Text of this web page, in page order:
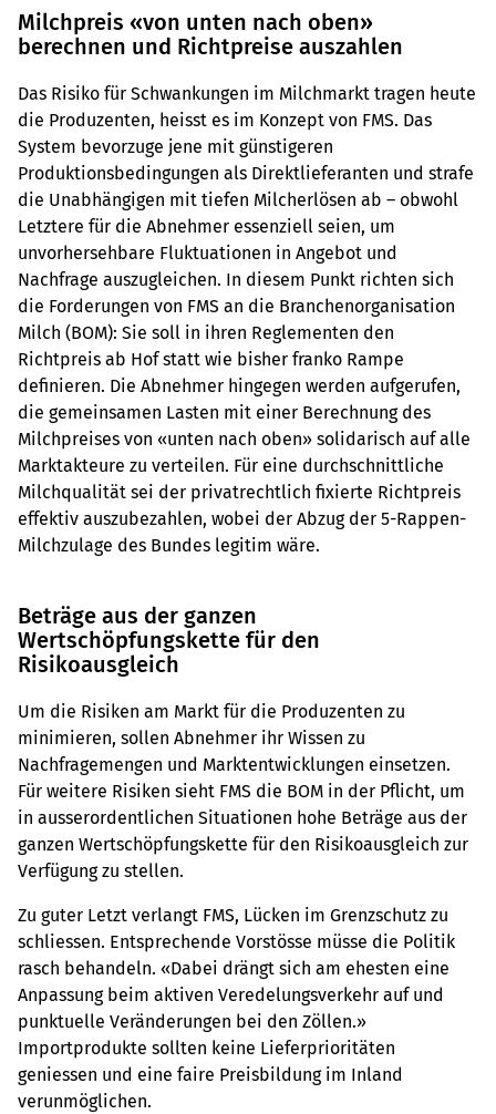
sich skeptisch.
Milchpreis «von unten nach oben»
berechnen und Richtpreise auszahlen
Das Risiko für Schwankungen im Milchmarkt tragen heute
die Produzenten, heisst es im Konzept von FMS. Das
System bevorzuge jene mit günstigeren
Produktionsbedingungen als Direktlieferanten und strafe
die Unabhängigen mit tiefen Milcherlösen ab – obwohl
Letztere für die Abnehmer essenziell seien, um
unvorhersehbare Fluktuationen in Angebot und
Nachfrage auszugleichen. In diesem Punkt richten sich
die Forderungen von FMS an die Branchenorganisation
Milch (BOM): Sie soll in ihren Reglementen den
Richtpreis ab Hof statt wie bisher franko Rampe
definieren. Die Abnehmer hingegen werden aufgerufen,
die gemeinsamen Lasten mit einer Berechnung des
Milchpreises von «unten nach oben» solidarisch auf alle
Marktakteure zu verteilen. Für eine durchschnittliche
Milchqualität sei der privatrechtlich fixierte Richtpreis
effektiv auszubezahlen, wobei der Abzug der 5-Rappen-
Milchzulage des Bundes legitim wäre.
Beträge aus der ganzen
Wertschöpfungskette für den
Risikoausgleich
Um die Risiken am Markt für die Produzenten zu
minimieren, sollen Abnehmer ihr Wissen zu
Nachfragemengen und Marktentwicklungen einsetzen.
Für weitere Risiken sieht FMS die BOM in der Pflicht, um
in ausserordentlichen Situationen hohe Beträge aus der
ganzen Wertschöpfungskette für den Risikoausgleich zur
Verfügung zu stellen.
Zu guter Letzt verlangt FMS, Lücken im Grenzschutz zu
schliessen. Entsprechende Vorstösse müsse die Politik
rasch behandeln. «Dabei drängt sich am ehesten eine
Anpassung beim aktiven Veredelungsverkehr auf und
punktuelle Veränderungen bei den Zöllen.»
Importprodukte sollten keine Lieferprioritäten
geniessen und eine faire Preisbildung im Inland
verunmöglichen.